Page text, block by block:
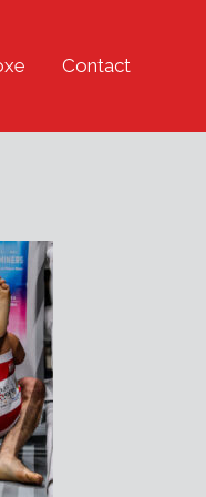
Contact